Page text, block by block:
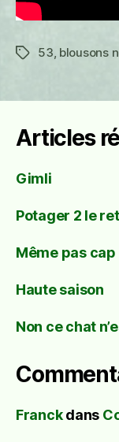
Étiquettes
53 blousons
Articles
Gimli
Potager 2 le
Même pas cap
Haute saison
Non ce chat
Franckdans